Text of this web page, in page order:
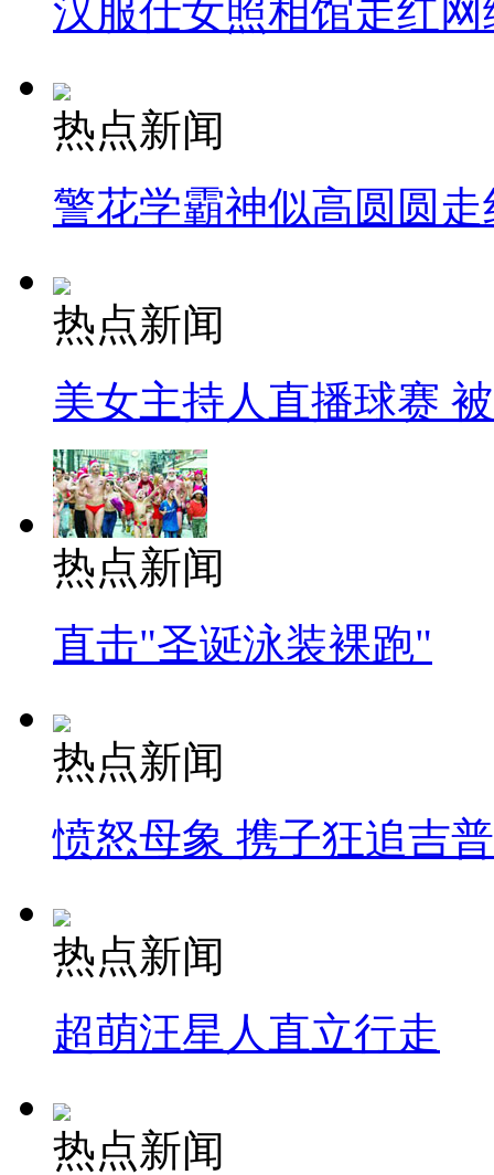
汉服仕女照相馆走红网
热点新闻
警花学霸神似高圆圆走
热点新闻
美女主持人直播球赛
热点新闻
直击"圣诞泳装裸跑"
热点新闻
愤怒母象 携子狂追吉
热点新闻
超萌汪星人直立行走
热点新闻